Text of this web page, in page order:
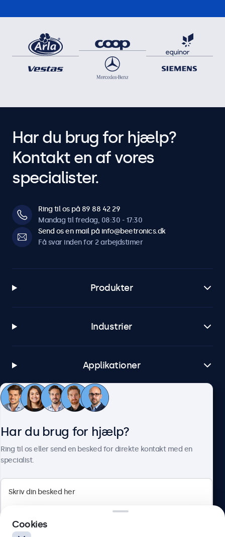
Har du brug for hjælp?
Kontakt en af vores
specialister.
Ring til os på 89 88 42 29
Mandag til fredag, 08:30 - 17:30
Send os en mail på info@beetronics.dk
Få svar inden for 2 arbejdstimer
Produkter
Industrier
Applikationer
Kundeservice
Herstedøstervej 27-29, unit A, 2620 Albertslund, Danmark
Har du brug for hjælp?
Ring til os eller send en besked for direkte kontakt med en
specialist.
Cookies